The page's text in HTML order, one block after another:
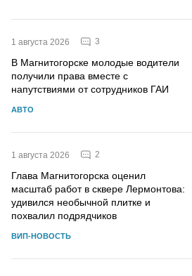
1 августа 2026 3
В Магнитогорске молодые водители
получили права вместе с
напутствиями от сотрудников ГАИ
АВТО
1 августа 2026 2
Глава Магнитогорска оценил
масштаб работ в сквере Лермонтова:
удивился необычной плитке и
похвалил подрядчиков
ВИП-НОВОСТЬ